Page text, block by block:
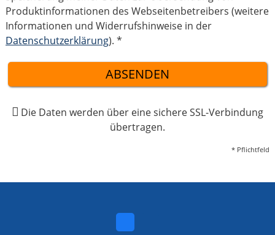
Produktinformationen des Webseitenbetreibers (weitere
Informationen und Widerrufshinweise in der
Datenschutzerklärung). *
ABSENDEN
Die Daten werden über eine sichere SSL-Verbindung
übertragen.
* Pflichtfeld